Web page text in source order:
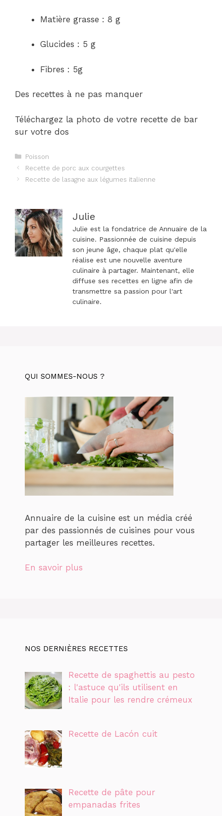
Matière grasse : 8 g
Glucides : 5 g
Fibres : 5g
Des recettes à ne pas manquer
Téléchargez la photo de votre recette de bar
sur votre dos
Catégories
Poisson
Navigation
des
Recette de porc aux courgettes
Recette de lasagne aux légumes italienne
Julie
Julie est la fondatrice de Annuaire de la
cuisine. Passionnée de cuisine depuis
son jeune âge, chaque plat qu'elle
réalise est une nouvelle aventure
culinaire à partager. Maintenant, elle
diffuse ses recettes en ligne afin de
transmettre sa passion pour l'art
culinaire.
QUI SOMMES-NOUS ?
Annuaire de la cuisine est un média créé
par des passionnés de cuisines pour vous
partager les meilleures recettes.
En savoir plus
NOS DERNIÈRES RECETTES
Recette de spaghettis au pesto
: l'astuce qu'ils utilisent en
Italie pour les rendre crémeux
Recette de Lacón cuit
Recette de pâte pour
empanadas frites